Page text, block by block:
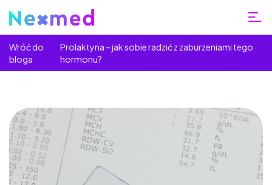
Wróć do
bloga
Prolaktyna – jak sobie radzić z zaburzeniami tego
hormonu?